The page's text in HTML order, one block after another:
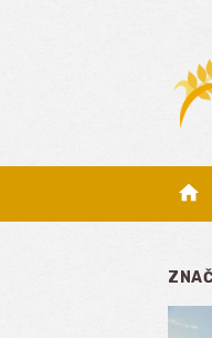
home